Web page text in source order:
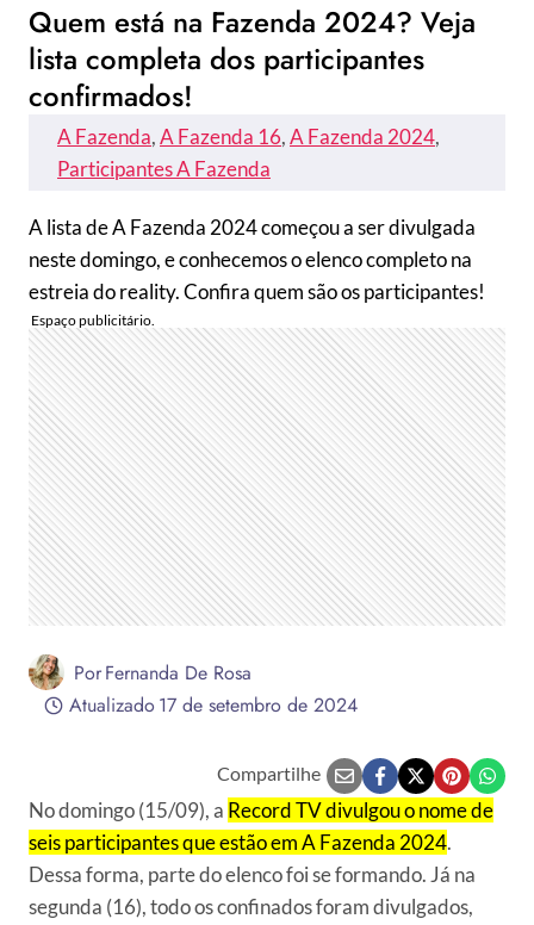
Quem está na Fazenda 2024? Veja
lista completa dos participantes
confirmados!
A Fazenda, A Fazenda 16, A Fazenda 2024
Participantes A Fazenda
A lista de A Fazenda 2024 começou a ser divulgada
neste domingo, e conhecemos o elenco completo na
estreia do reality. Confira quem são os participantes!
PorFernanda De Rosa
Atualizado17 de setembro de 2024
Compartilhe
No domingo (15/09), a Record TV divulgou o nome de
seis participantes que estão em A Fazenda 2024.
Dessa forma, parte do elenco foi se formando. Já na
segunda (16), todo os confinados foram divulgados,